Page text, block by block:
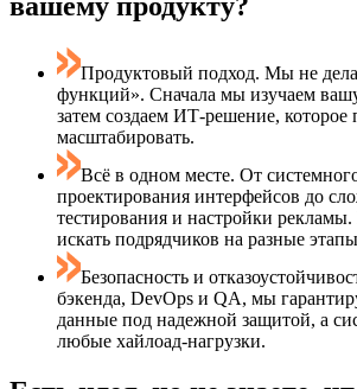
Продуктовый подход. Мы не
функций». Сначала мы изучаем
затем создаем ИТ-решение, которое
масштабировать.
Всё в одном месте. От
проектирования интерфейсов до
тестирования и настройки
искать подрядчиков на разные
Безопасность и
бэкенда, DevOps и QA, мы
данные под надежной защитой, а
любые хайлоад-нагрузки.